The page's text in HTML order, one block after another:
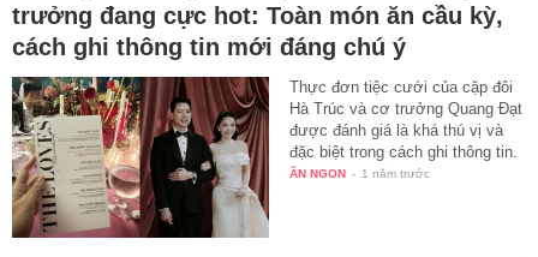
trưởng đang cực hot: Toàn món ăn cầu kỳ,
cách ghi thông tin mới đáng chú ý
Thực đơn tiệc cưới của cặp đôi
Hà Trúc và cơ trưởng Quang Đạt
được đánh giá là khá thú vị và
đặc biệt trong cách ghi thông tin.
ĂN NGON - 1 năm trước